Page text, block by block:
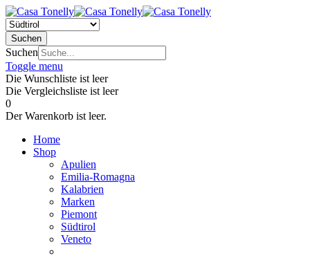
Suchen
Suchen
Toggle menu
Die Wunschliste ist leer
Die Vergleichsliste ist leer
0
Der Warenkorb ist leer.
Home
Shop
Apulien
Emilia-Romagna
Kalabrien
Marken
Piemont
Südtirol
Veneto